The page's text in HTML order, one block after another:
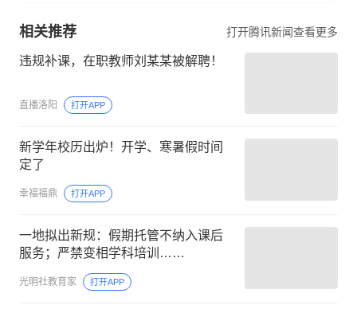
相关推荐 打开腾讯新闻查看更多
违规补课，在职教师刘某某被解聘！
直播洛阳 打开APP
新学年校历出炉！开学、寒暑假时间
定了
幸福福鼎 打开APP
一地拟出新规：假期托管不纳入课后
服务；严禁变相学科培训……
光明社教育家 打开APP